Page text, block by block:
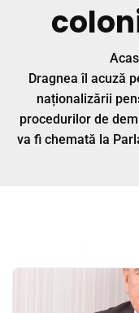
Dragnea îl acuză
naționalizării
procedurilor de
va fi chemată la